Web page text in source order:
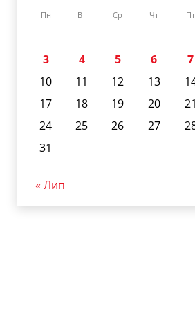
Пн Вт Ср Чт Пт
3
4 5 6 7
10
11 12 13
17
18 19 20 21
24
25 26 27
31
« Лип